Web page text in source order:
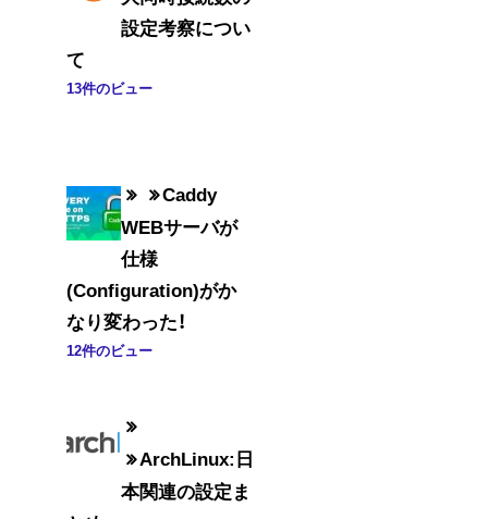
設定考察につい
て
13件のビュー
Caddy
WEBサーバが
仕様
(Configuration)がか
なり変わった！
12件のビュー
ArchLinux:日
本関連の設定ま